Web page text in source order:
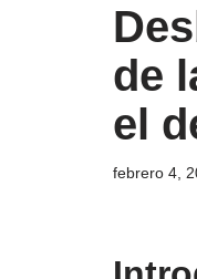
de
el
febrero 4,